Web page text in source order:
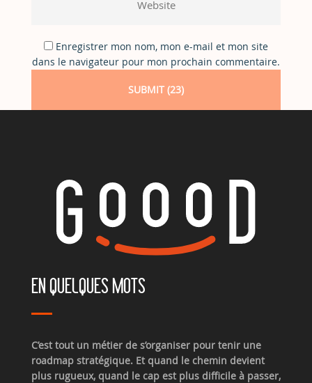
Enregistrer mon nom, mon e-mail et mon site
dans le navigateur pour mon prochain commentaire.
EN QUELQUES MOTS
C’est tout un métier de s’organiser pour tenir une
roadmap stratégique. Et quand le chemin devient
plus rugueux, quand le cap est plus difficile à passer,